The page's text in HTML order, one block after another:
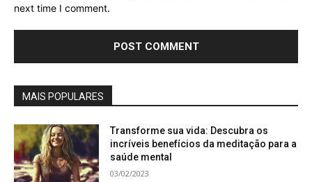
next time I comment.
MAIS POPULARES
Transforme sua vida: Descubra os
incríveis benefícios da meditação para a
saúde mental
03/02/2023